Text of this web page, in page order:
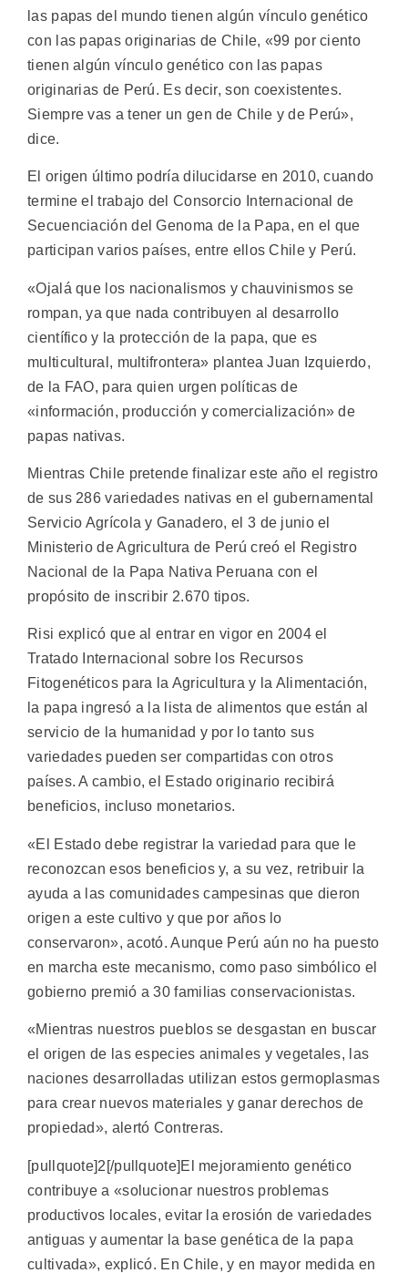
las papas del mundo tienen algún vínculo genético
con las papas originarias de Chile, «99 por ciento
tienen algún vínculo genético con las papas
originarias de Perú. Es decir, son coexistentes.
Siempre vas a tener un gen de Chile y de Perú»,
dice.
El origen último podría dilucidarse en 2010, cuando
termine el trabajo del Consorcio Internacional de
Secuenciación del Genoma de la Papa, en el que
participan varios países, entre ellos Chile y Perú.
«Ojalá que los nacionalismos y chauvinismos se
rompan, ya que nada contribuyen al desarrollo
científico y la protección de la papa, que es
multicultural, multifrontera» plantea Juan Izquierdo,
de la FAO, para quien urgen políticas de
«información, producción y comercialización» de
papas nativas.
Mientras Chile pretende finalizar este año el registro
de sus 286 variedades nativas en el gubernamental
Servicio Agrícola y Ganadero, el 3 de junio el
Ministerio de Agricultura de Perú creó el Registro
Nacional de la Papa Nativa Peruana con el
propósito de inscribir 2.670 tipos.
Risi explicó que al entrar en vigor en 2004 el
Tratado Internacional sobre los Recursos
Fitogenéticos para la Agricultura y la Alimentación,
la papa ingresó a la lista de alimentos que están al
servicio de la humanidad y por lo tanto sus
variedades pueden ser compartidas con otros
países. A cambio, el Estado originario recibirá
beneficios, incluso monetarios.
«El Estado debe registrar la variedad para que le
reconozcan esos beneficios y, a su vez, retribuir la
ayuda a las comunidades campesinas que dieron
origen a este cultivo y que por años lo
conservaron», acotó. Aunque Perú aún no ha puesto
en marcha este mecanismo, como paso simbólico el
gobierno premió a 30 familias conservacionistas.
«Mientras nuestros pueblos se desgastan en buscar
el origen de las especies animales y vegetales, las
naciones desarrolladas utilizan estos germoplasmas
para crear nuevos materiales y ganar derechos de
propiedad», alertó Contreras.
[pullquote]2[/pullquote]El mejoramiento genético
contribuye a «solucionar nuestros problemas
productivos locales, evitar la erosión de variedades
antiguas y aumentar la base genética de la papa
cultivada», explicó. En Chile, y en mayor medida en